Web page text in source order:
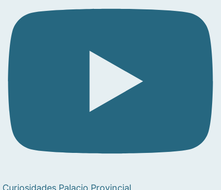
Curiosidades Palacio Provincial